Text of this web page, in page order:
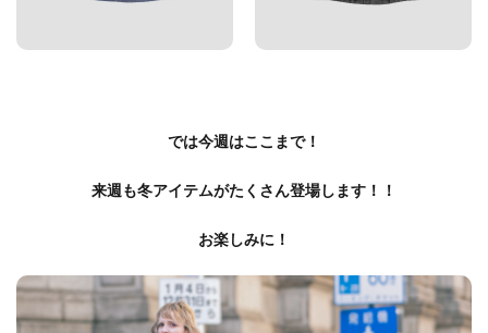
では今週はここまで！
来週も冬アイテムがたくさん登場します！！
お楽しみに！